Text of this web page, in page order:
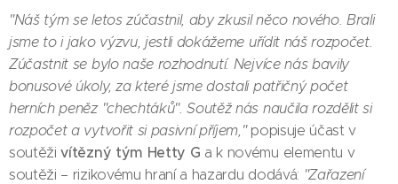
"Náš tým se letos zúčastnil, aby zkusil něco nového. Brali
jsme to i jako výzvu, jestli dokážeme uřídit náš rozpočet.
Zúčastnit se bylo naše rozhodnutí. Nejvíce nás bavily
bonusové úkoly, za které jsme dostali patřičný počet
herních peněz "chechtáků".Soutěž nás naučila rozdělit si
rozpočet a vytvořit si pasivní příjem,"popisuje účast v
soutěživítězný tým Hetty G a k novému elementu v
soutěži – rizikovému hraní a hazardu dodává: "Zařazení